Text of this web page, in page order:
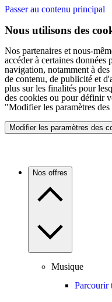
Passer au contenu principal
Nous utilisons des
Nos partenaires et nous-
accéder à certaines données
navigation, notamment à
de contenu, de publicité et
plus sur les finalités pour
des cookies ou pour définir
"Modifier les paramètres
Modifier les paramètres des
Nos offres
Musique
Parcourir